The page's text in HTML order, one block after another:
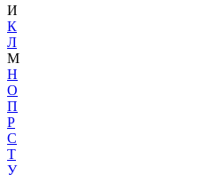
И
К
Л
М
Н
О
П
Р
С
Т
У